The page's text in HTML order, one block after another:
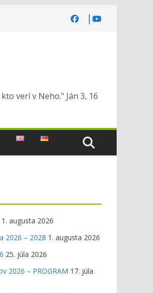
verí v Neho." Ján 3, 16
1. augusta 2026
2026 – 2028 1. augusta 2026
25. júla 2026
2026 – PROGRAM 17. júla